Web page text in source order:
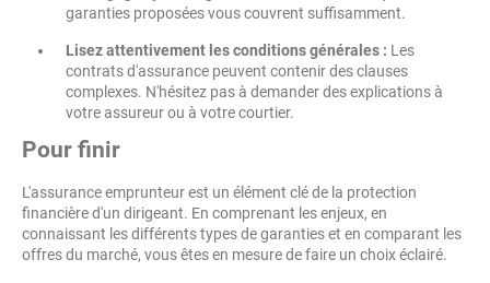
garanties proposées vous couvrent suffisamment.
Lisez attentivement les conditions générales : Les
contrats d'assurance peuvent contenir des clauses
complexes. N'hésitez pas à demander des explications à
votre assureur ou à votre courtier.
Pour finir
L'assurance emprunteur est un élément clé de la protection
financière d'un dirigeant. En comprenant les enjeux, en
connaissant les différents types de garanties et en comparant les
offres du marché, vous êtes en mesure de faire un choix éclairé.